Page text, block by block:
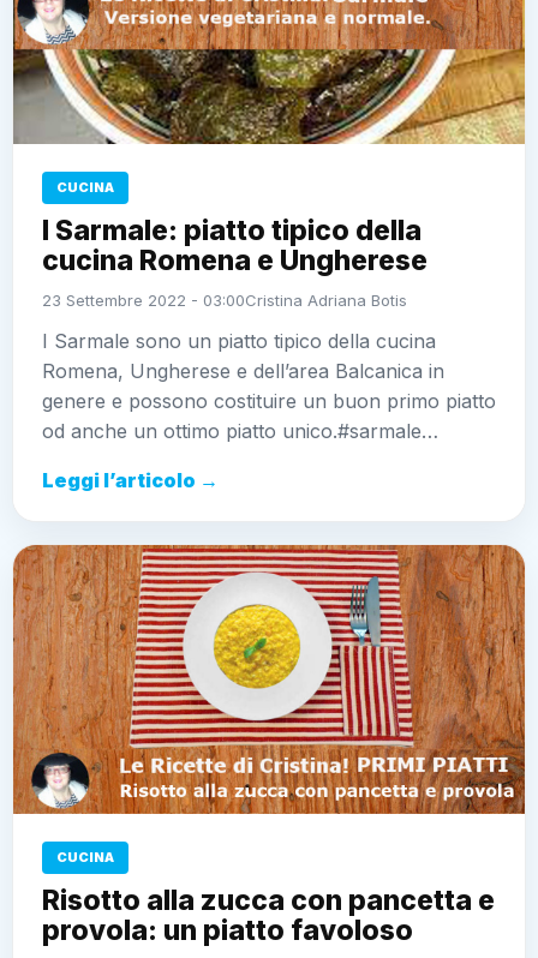
CUCINA
I Sarmale: piatto tipico della
cucina Romena e Ungherese
23 Settembre 2022 - 03:00Cristina Adriana Botis
I Sarmale sono un piatto tipico della cucina
Romena, Ungherese e dell’area Balcanica in
genere e possono costituire un buon primo piatto
od anche un ottimo piatto unico.#sarmale…
Leggi l’articolo →
CUCINA
Risotto alla zucca con pancetta e
provola: un piatto favoloso